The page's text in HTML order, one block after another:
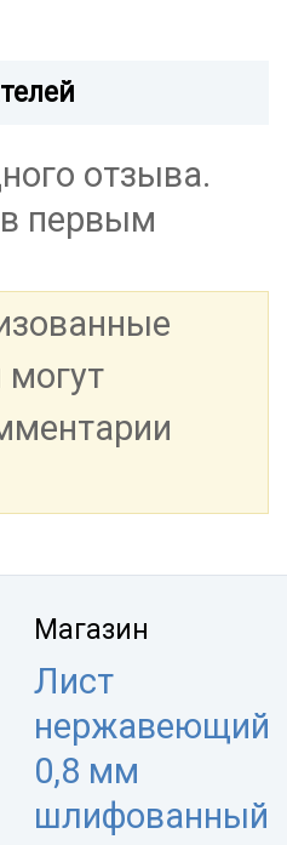
отзыва.
первым
могут
Магазин
Лист
нержавеющий
0,8 мм
шлифованный